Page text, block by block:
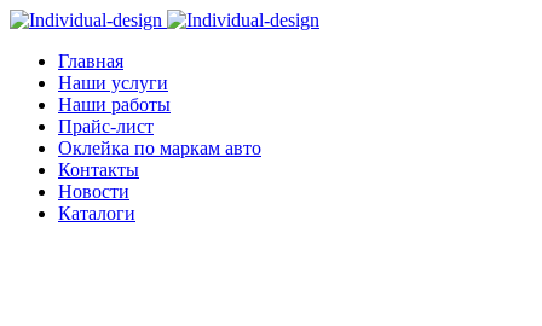
Главная
Наши услуги
Наши работы
Прайс-лист
Оклейка по маркам авто
Контакты
Новости
Каталоги